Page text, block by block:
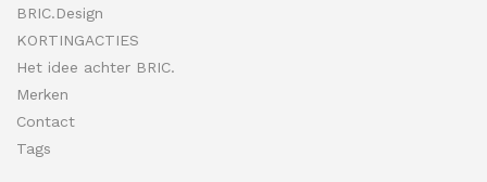
BRIC.Design
KORTINGACTIES
Het idee achter BRIC.
Merken
Contact
Tags